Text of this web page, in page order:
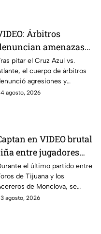
Árbitros
amenazas
policías tras partido
Cruz Azul vs
pitar el Cruz Azul vs.
el cuerpo de árbitros
agresiones y
con armas de fuego
agosto, 2026
en VIDEO brutal
entre jugadores
partido de
y Acereros
el último partido entre
de Tijuana y los
de Monclova, se
una brutal riña
agosto, 2026